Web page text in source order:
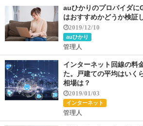
auひかりのプロバイダに
はおすすめかどうか検証
2019/12/10
auひかり
管理人
インターネット回線の料
た。戸建ての平均はいく
相場は？
2019/01/03
インターネット
管理人